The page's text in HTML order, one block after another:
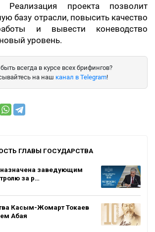
Реализация проекта позволит
базу отрасли, повысить качество
и вывести коневодство
уровень.
всегда в курсе всех брифингов?
на наш канал в Telegram!
ГЛАВЫ ГОСУДАРСТВА
заведующим
за р…
Касым-Жомарт Токаев
Абая